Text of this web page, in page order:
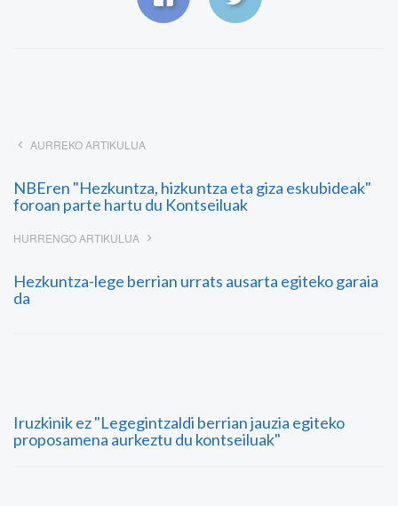
AURREKO ARTIKULUA
NBEren "Hezkuntza, hizkuntza eta giza eskubideak"
foroan parte hartu du Kontseiluak
HURRENGO ARTIKULUA
Hezkuntza-lege berrian urrats ausarta egiteko garaia
da
Iruzkinik ez "Legegintzaldi berrian jauzia egiteko
proposamena aurkeztu du kontseiluak"